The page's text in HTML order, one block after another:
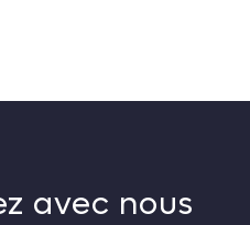
avec nous